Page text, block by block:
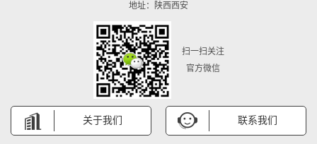
地址：陕西西安
扫一扫关注
官方微信
关于我们 联系我们